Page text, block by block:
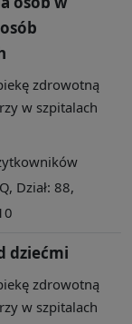
zdrowotną
w szpitalach
Dział: 88,
dziećmi
zdrowotną
w szpitalach